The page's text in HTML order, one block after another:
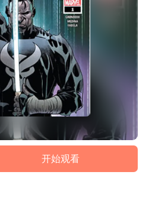
开始观看